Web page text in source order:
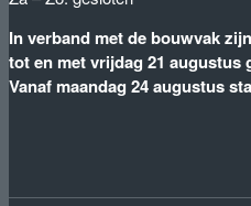
In verband met de bouwvak
tot en met vrijdag 21 augustus
Vanaf maandag 24 augustus